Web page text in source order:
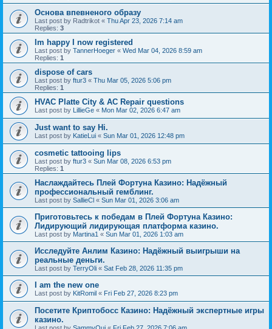
Основа впевненого образу
Last post by Radtrikot « Thu Apr 23, 2026 7:14 am
Replies: 3
Im happy I now registered
Last post by TannerHoeger « Wed Mar 04, 2026 8:59 am
Replies: 1
dispose of cars
Last post by ftur3 « Thu Mar 05, 2026 5:06 pm
Replies: 1
HVAC Platte City & AC Repair questions
Last post by LillieGe « Mon Mar 02, 2026 6:47 am
Just want to say Hi.
Last post by KatieLui « Sun Mar 01, 2026 12:48 pm
cosmetic tattooing lips
Last post by ftur3 « Sun Mar 08, 2026 6:53 pm
Replies: 1
Наслаждайтесь Плей Фортуна Казино: Надёжный
профессиональный гемблинг.
Last post by SallieCl « Sun Mar 01, 2026 3:06 am
Приготовьтесь к победам в Плей Фортуна Казино:
Лидирующий лидирующая платформа казино.
Last post by Martina1 « Sun Mar 01, 2026 1:03 am
Исследуйте Анлим Казино: Надёжный выигрыши на
реальные деньги.
Last post by TerryOli « Sat Feb 28, 2026 11:35 pm
I am the new one
Last post by KitRomil « Fri Feb 27, 2026 8:23 pm
Посетите Криптобосс Казино: Надёжный экспертные игры
казино.